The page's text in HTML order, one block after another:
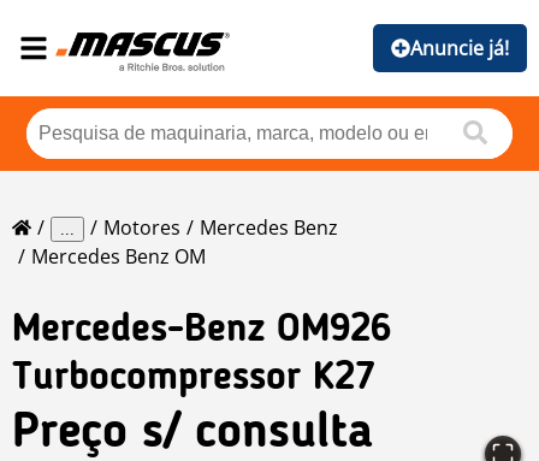
Anuncie já!
... Motores
Mercedes Benz
Mercedes Benz OM
Mercedes-Benz OM926
Turbocompressor K27
Preço s/ consulta